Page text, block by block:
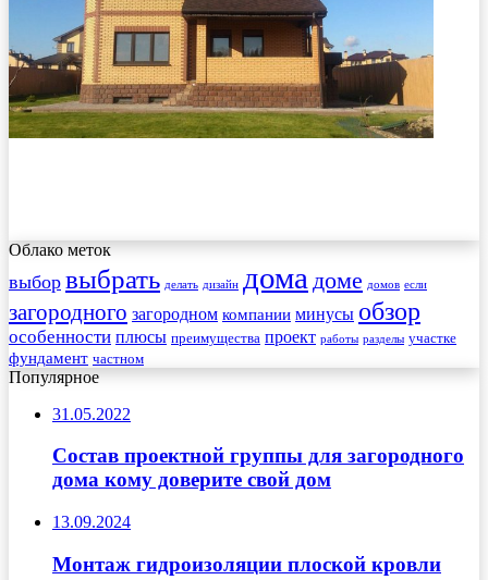
Облако меток
выбор выбрать делать дизайн дома доме домов если
загородного загородном компании минусы обзор
особенности плюсы преимущества проект работы разделы участке
фундамент частном
Популярное
31.05.2022
Состав проектной группы для загородного
дома кому доверите свой дом
13.09.2024
Монтаж гидроизоляции плоской кровли